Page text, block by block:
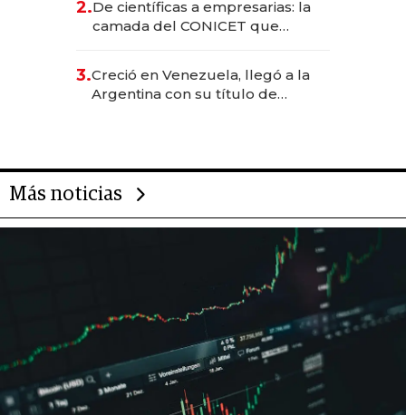
2.De científicas a empresarias: la
camada del CONICET que
3.Creció en Venezuela, llegó a la
Argentina con su título de
Más noticias